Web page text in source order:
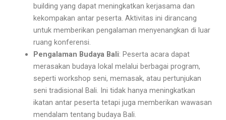
building yang dapat meningkatkan kerjasama dan
kekompakan antar peserta. Aktivitas ini dirancang
untuk memberikan pengalaman menyenangkan di luar
ruang konferensi.
Pengalaman Budaya Bali: Peserta acara dapat
merasakan budaya lokal melalui berbagai program,
seperti workshop seni, memasak, atau pertunjukan
seni tradisional Bali. Ini tidak hanya meningkatkan
ikatan antar peserta tetapi juga memberikan wawasan
mendalam tentang budaya Bali.